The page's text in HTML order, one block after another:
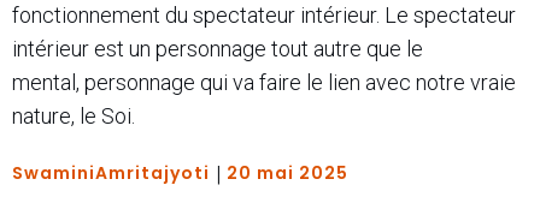
fonctionnement du spectateur intérieur. Le spectateur
intérieur est un personnage tout autre que le
mental, personnage qui va faire le lien avec notre vraie
nature, le Soi.
SwaminiAmritajyoti | 20 mai 2025